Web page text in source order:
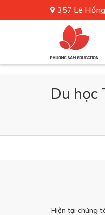
357 Lê
Du học
Hiện tại chúng